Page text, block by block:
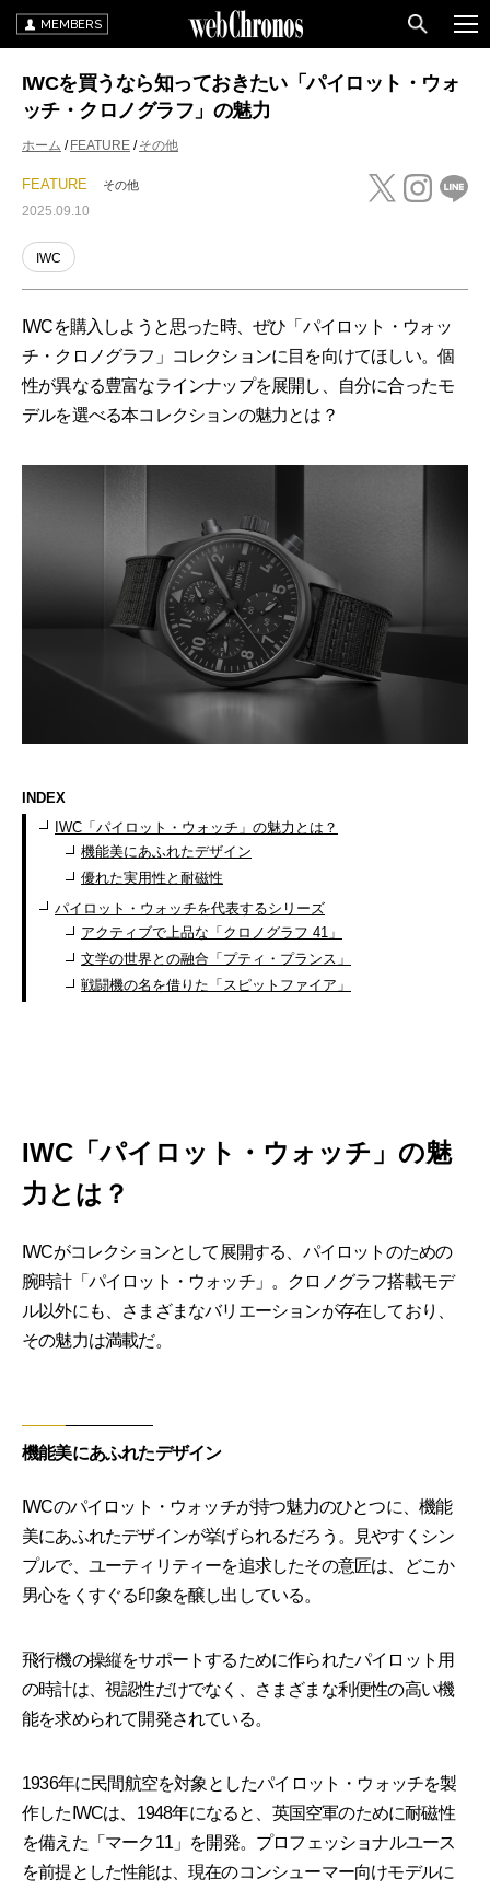
MEMBERS
IWCを買うなら知っておきたい「パイロット・ウォ
ッチ・クロノグラフ」の魅力
ホーム FEATURE その他
FEATURE その他
2025.09.10
IWC
IWCを購入しようと思った時、ぜひ「パイロット・ウォッ
チ・クロノグラフ」コレクションに目を向けてほしい。個
性が異なる豊富なラインナップを展開し、自分に合ったモ
デルを選べる本コレクションの魅力とは？
INDEX
IWC「パイロット・ウォッチ」の魅力とは？
機能美にあふれたデザイン
優れた実用性と耐磁性
パイロット・ウォッチを代表するシリーズ
アクティブで上品な「クロノグラフ 41」
文学の世界との融合「プティ・プランス」
戦闘機の名を借りた「スピットファイア」
IWC「パイロット・ウォッチ」の魅
力とは？
IWCがコレクションとして展開する、パイロットのための
腕時計「パイロット・ウォッチ」。クロノグラフ搭載モデ
ル以外にも、さまざまなバリエーションが存在しており、
その魅力は満載だ。
機能美にあふれたデザイン
IWCのパイロット・ウォッチが持つ魅力のひとつに、機能
美にあふれたデザインが挙げられるだろう。見やすくシン
プルで、ユーティリティーを追求したその意匠は、どこか
男心をくすぐる印象を醸し出している。
飛行機の操縦をサポートするために作られたパイロット用
の時計は、視認性だけでなく、さまざまな利便性の高い機
能を求められて開発されている。
1936年に民間航空を対象としたパイロット・ウォッチを製
作したIWCは、1948年になると、英国空軍のために耐磁性
を備えた「マーク11」を開発。プロフェッショナルユース
を前提とした性能は、現在のコンシューマー向けモデルに